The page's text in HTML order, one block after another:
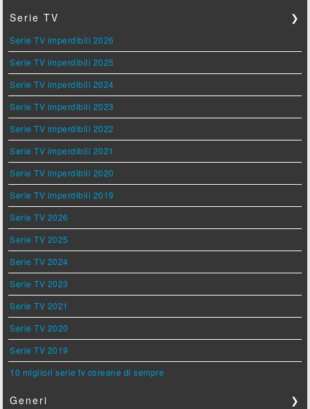
Serie TV ❯
Serie TV imperdibili 2026
Serie TV imperdibili 2025
Serie TV imperdibili 2024
Serie TV imperdibili 2023
Serie TV imperdibili 2022
Serie TV imperdibili 2021
Serie TV imperdibili 2020
Serie TV imperdibili 2019
Serie TV 2026
Serie TV 2025
Serie TV 2024
Serie TV 2023
Serie TV 2021
Serie TV 2020
Serie TV 2019
10 migliori serie tv coreane di sempre
Generi ❯